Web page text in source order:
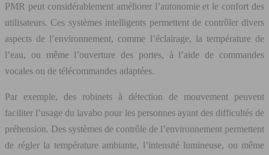
PMR peut considérablement améliorer l’autonomie et le confort des
utilisateurs. Ces systèmes intelligents permettent de contrôler divers
aspects de l’environnement, comme l’éclairage, la température de
l’eau, ou même l’ouverture des portes, à l’aide de commandes
vocales ou de télécommandes adaptées.
Par exemple, des robinets à détection de mouvement peuvent
faciliter l’usage du lavabo pour les personnes ayant des difficultés de
préhension. Des systèmes de contrôle de l’environnement permettent
de régler la température ambiante, l’intensité lumineuse, ou même